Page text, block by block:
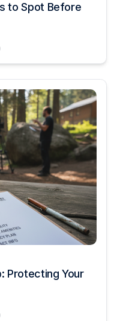
to Spot Before
Protecting Your